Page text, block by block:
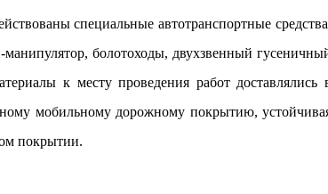
специальные автотранспортные
болотоходы, двухзвенный
к месту проведения работ доставлялись
мобильному дорожному покрытию,
покрытии.